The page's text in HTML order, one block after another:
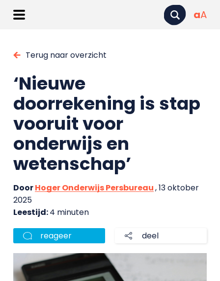
aA
Terug naar overzicht
‘Nieuwe
doorrekening is stap
vooruit voor
onderwijs en
wetenschap’
DoorHoger Onderwijs Persbureau, 13 oktober
2025
Leestijd:4 minuten
reageer deel